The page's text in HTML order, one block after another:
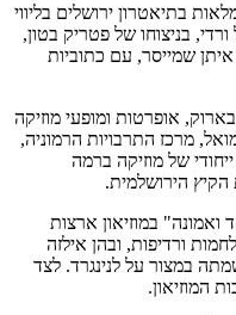
בתיאטרון ירושלים בליווי
בניצוחו של פטריק בטון,
שמייסר, עם כתוביות
אופרטות ומופעי מוזיקה
מרכז התרבויות הרמוניה,
של מוזיקה ברמה
הקיץ הירושלמית.
במוזיאון ארצות
ורדיפות, ובהן אילזה
במצור על לנינגרד. לצד
המוזיאון.